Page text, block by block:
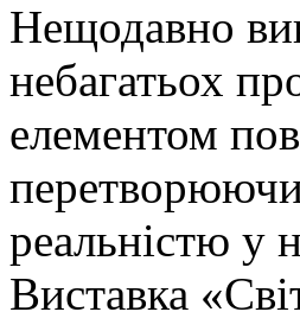
Нещодавно
небагатьох
елементом
перетворюючи
реальністю у
Виставка